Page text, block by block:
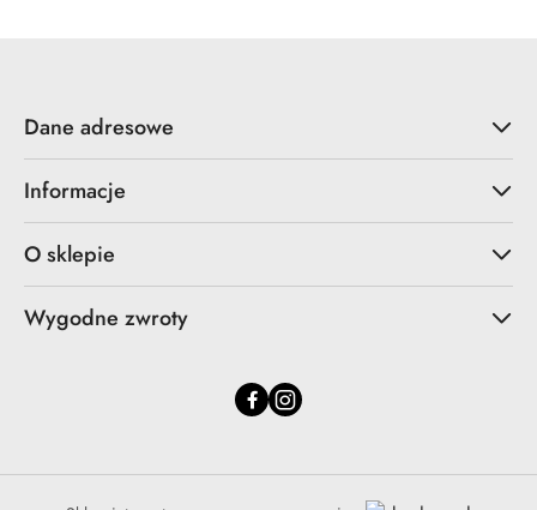
Dane adresowe
Informacje
O sklepie
Wygodne zwroty